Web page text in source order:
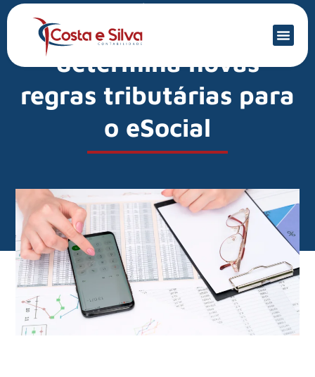
Mercado Financeiro
Receita Federal
determina novas
regras tributárias para
o eSocial